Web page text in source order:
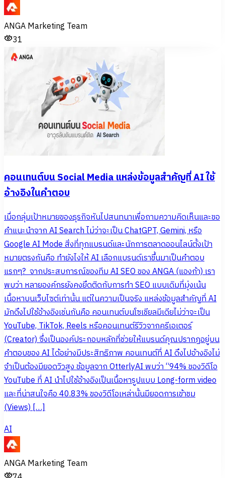
ANGA Marketing Team
31
คอนเทนต์บน Social Media แหล่งข้อมูลสำคัญที่ AI ใช้
อ้างอิงในคำตอบ
เมื่อกลุ่มเป้าหมายของธุรกิจหันไปสนทนาเพื่อถามความคิดเห็นและขอ
คำแนะนำจาก AI Search ไม่ว่าจะเป็น ChatGPT, Gemini, หรือ
Google AI Mode สิ่งที่ทุกแบรนด์และนักการตลาดออนไลน์ตั้งเป้า
หมายตรงกันคือ ทำยังไงให้ AI เลือกแบรนด์เราขึ้นมาเป็นคำตอบ
แรกๆ? จากประสบการณ์ของทีม AI SEO ของ ANGA (แองก้า) เรา
พบว่า หลายองค์กรยังคงยึดติดกับการทำ SEO แบบเดิมที่มุ่งเน้น
เนื้อหาบนเว็บไซต์เท่านั้น แต่ในความเป็นจริง แหล่งข้อมูลสำคัญที่ AI
มักดึงไปใช้อ้างอิงเช่นกันคือ คอนเทนต์บนโซเชียลมีเดียไม่ว่าจะเป็น
YouTube, TikTok, Reels หรือคอนเทนต์รีวิวจากครีเอเตอร์
(Creator) ซึ่งเป็นองค์ประกอบหลักที่ช่วยให้แบรนด์คุณปรากฏอยู่บน
คำตอบของ AI ได้อย่างมีประสิทธิภาพ คอนเทนต์ที่ AI ดึงไปอ้างอิงไม่
จำเป็นต้องมียอดวิวสูง ข้อมูลจาก OtterlyAI พบว่า “94% ของวิดีโอ
YouTube ที่ AI นำไปใช้อ้างอิงเป็นเนื้อหารูปแบบ Long-form video
และที่น่าสนใจคือ 40.83% ของวิดีโอเหล่านั้นมียอดการเข้าชม
(Views) […]
AI
ANGA Marketing Team